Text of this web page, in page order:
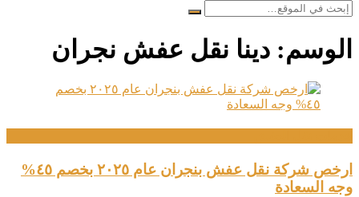
الوسم: دينا نقل عفش نجران
ارخص شركة نقل عفش بنجران عام ٢٠٢٥ بخصم ٤٥%
وجه السعادة